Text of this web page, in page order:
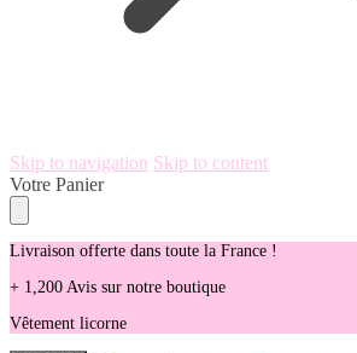
Skip to navigation Skip to content
Votre Panier
Livraison offerte dans toute la France !
+ 1,200 Avis sur notre boutique
Vêtement licorne